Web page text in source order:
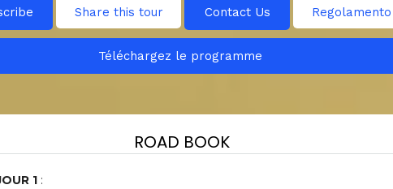
Share this tour Contact Us Regolamento
Téléchargez le programme
ROAD BOOK
1 :